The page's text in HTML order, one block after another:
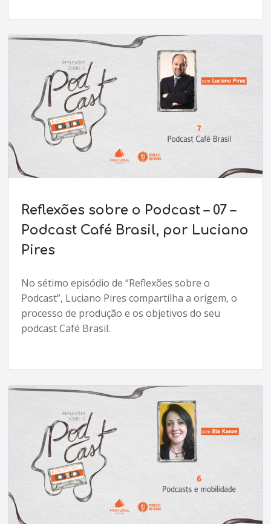
Reflexões sobre o Podcast – 07 –
Podcast Café Brasil, por Luciano
Pires
No sétimo episódio de “Reflexões sobre o
Podcast”, Luciano Pires compartilha a origem, o
processo de produção e os objetivos do seu
podcast Café Brasil.